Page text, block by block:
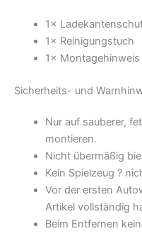
1×
1× Reinigungstuch
1× Montagehinweis
Sicherheits- und
Nur auf sauberer,
montieren.
Nicht übermäßig
Kein Spielzeug ?
Vor der ersten
Artikel vollständig
Beim Entfernen